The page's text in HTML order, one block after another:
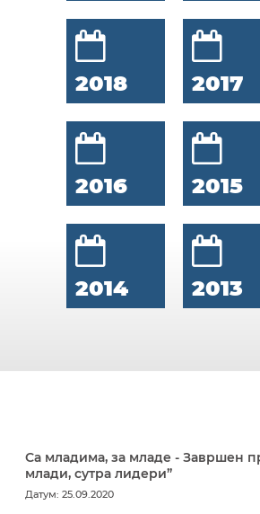
2018 2017
2016 2015
2014 2013
Са младима, за младе - Завршен
млади, сутра лидери”
Датум: 25.09.2020